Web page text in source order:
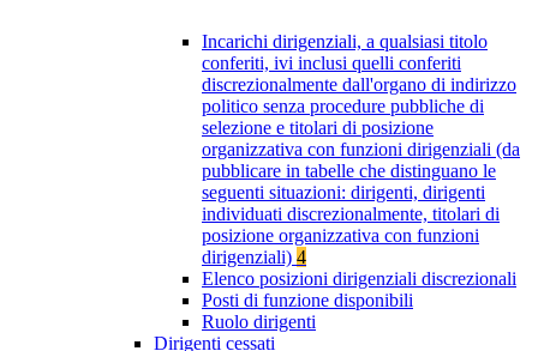
Incarichi dirigenziali, a qualsiasi titolo
conferiti, ivi inclusi quelli conferiti
discrezionalmente dall'organo di indirizzo
politico senza procedure pubbliche di
selezione e titolari di posizione
organizzativa con funzioni dirigenziali (da
pubblicare in tabelle che distinguano le
seguenti situazioni: dirigenti, dirigenti
individuati discrezionalmente, titolari di
posizione organizzativa con funzioni
dirigenziali) 4
Elenco posizioni dirigenziali discrezionali
Posti di funzione disponibili
Ruolo dirigenti
Dirigenti cessati